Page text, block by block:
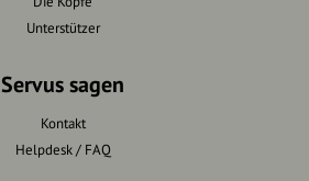
Unterstützer
Servus sagen
Kontakt
Helpdesk / FAQ